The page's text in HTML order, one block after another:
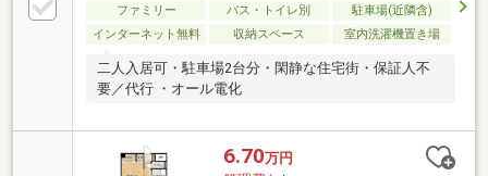
ファミリー バス・トイレ別
駐車場(近隣含)
インターネット無料
収納スペース 室内洗濯機置き場
二人入居可・駐車場2台分・閑静な住宅街・保証人不
要／代行 ・オール電化
6.70万円